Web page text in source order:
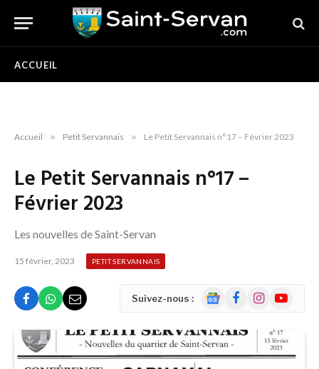
ACCUEIL
Accueil » Petit Servannais » Le Petit Servannais n°17 – Février 2023
Le Petit Servannais n°17 –
Février 2023
Les nouvelles de Saint-Servan
15 février, 2023 PETIT SERVANNAIS
Suivez-nous :
GoogleFacebookInstagramYouTube